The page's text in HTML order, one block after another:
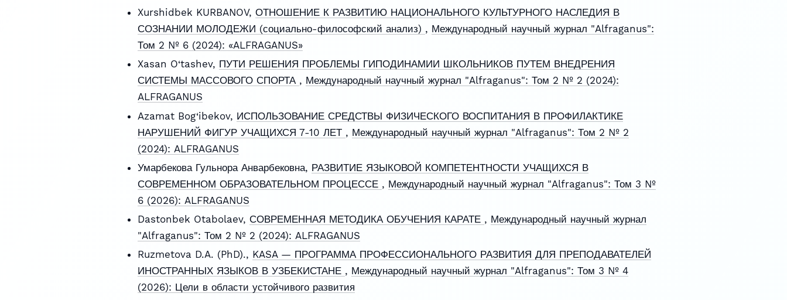
Xurshidbek KURBANOV, ОТНОШЕНИЕ К РАЗВИТИЮ НАЦИОНАЛЬНОГО КУЛЬТУРНОГО НАСЛЕДИЯ В
СОЗНАНИИ МОЛОДЕЖИ (социально-философский анализ) , Международный научный журнал "Alfraganus":
Том 2 № 6 (2024): «ALFRAGANUS»
Xasan O‘tashev, ПУТИ РЕШЕНИЯ ПРОБЛЕМЫ ГИПОДИНАМИИ ШКОЛЬНИКОВ ПУТЕМ ВНЕДРЕНИЯ
СИСТЕМЫ МАССОВОГО СПОРТА , Международный научный журнал "Alfraganus": Том 2 № 2 (2024):
ALFRAGANUS
Azamat Bog‘ibekov, ИСПОЛЬЗОВАНИЕ СРЕДСТВЫ ФИЗИЧЕСКОГО ВОСПИТАНИЯ В ПРОФИЛАКТИКЕ
НАРУШЕНИЙ ФИГУР УЧАЩИХСЯ 7-10 ЛЕТ , Международный научный журнал "Alfraganus": Том 2 № 2
(2024): ALFRAGANUS
Умарбекова Гульнора Анварбековна, РАЗВИТИЕ ЯЗЫКОВОЙ КОМПЕТЕНТНОСТИ УЧАЩИХСЯ В
СОВРЕМЕННОМ ОБРАЗОВАТЕЛЬНОМ ПРОЦЕССЕ , Международный научный журнал "Alfraganus": Том 3 №
6 (2026): ALFRAGANUS
Dastonbek Otabolaev, СОВРЕМЕННАЯ МЕТОДИКА ОБУЧЕНИЯ КАРАТЕ , Международный научный журнал
"Alfraganus": Том 2 № 2 (2024): ALFRAGANUS
Ruzmetova D.A. (PhD)., KASA — ПРОГРАММА ПРОФЕССИОНАЛЬНОГО РАЗВИТИЯ ДЛЯ ПРЕПОДАВАТЕЛЕЙ
ИНОСТРАННЫХ ЯЗЫКОВ В УЗБЕКИСТАНЕ , Международный научный журнал "Alfraganus": Том 3 № 4
(2026): Цели в области устойчивого развития